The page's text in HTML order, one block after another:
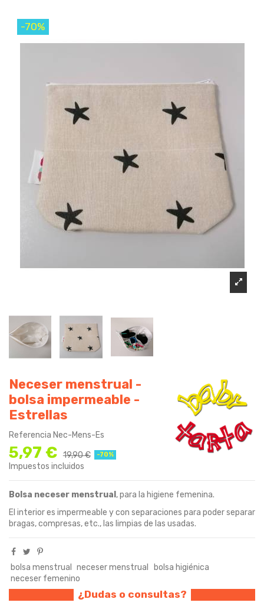
-70%
Neceser menstrual -
bolsa impermeable -
Estrellas
Referencia Nec-Mens-Es
5,97 € 19,90 € -70%
Impuestos incluidos
Bolsa neceser menstrual , para la higiene femenina.
El interior es impermeable y con separaciones para poder separar
bragas, compresas, etc., las limpias de las usadas.
bolsa menstrual neceser menstrual bolsa higiénica
neceser femenino
¿Dudas o consultas?